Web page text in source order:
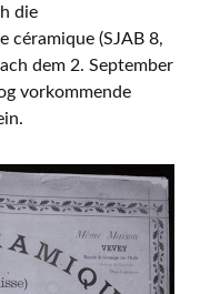
die
céramique (SJAB 8,
dem 2. September
vorkommende